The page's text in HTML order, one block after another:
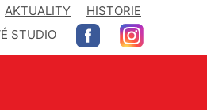
AKTUALITY
HISTORIE
STUDIO